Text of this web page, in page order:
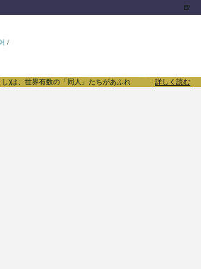
🍺
/
数の「同人」たちがあふれる東方Projectについて発信す
詳しく読む